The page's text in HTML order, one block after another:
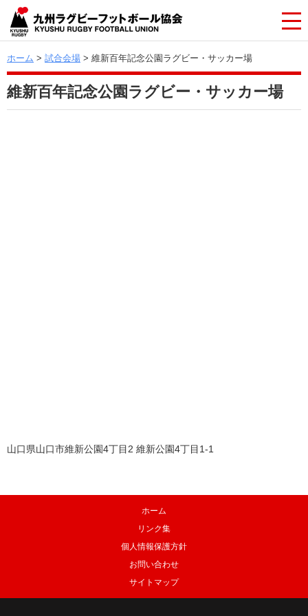
ホーム > 試合会場 > 維新百年記念公園ラグビー・サッカー場
維新百年記念公園ラグビー・サッカー場
山口県山口市維新公園4丁目2 維新公園4丁目1-1
ホーム
リンク集
個人情報保護方針
お問い合わせ
サイトマップ